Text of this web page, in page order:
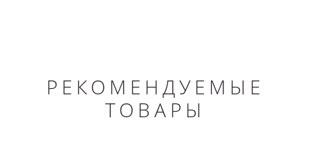
РЕКОМЕНДУЕМЫЕ
ТОВАРЫ